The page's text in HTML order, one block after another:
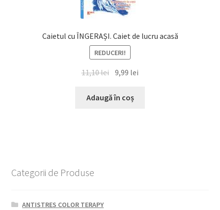
Caietul cu ÎNGERAȘI. Caiet de lucru acasă
REDUCERI!
11,10lei Prețul
a
9,99 lei
Adaugă în coș
Categorii de Produse
ANTISTRES COLOR TERAPY